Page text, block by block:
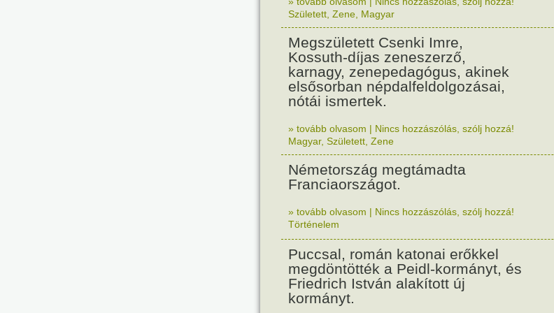
Született Zene Magyar
Megszületett Csenki Imre,
Kossuth-díjas zeneszerző,
karnagy, zenepedagógus, akinek
elsősorban népdalfeldolgozásai,
nótái ismertek.
» tovább olvasom | Nincs hozzászólás, szólj hozzá!
Magyar, Született Zene
Németország megtámadta
Franciaországot.
» tovább olvasom | Nincs hozzászólás, szólj hozzá!
Történelem
Puccsal, román katonai erőkkel
megdöntötték a Peidl-kormányt, és
Friedrich István alakított új
kormányt.